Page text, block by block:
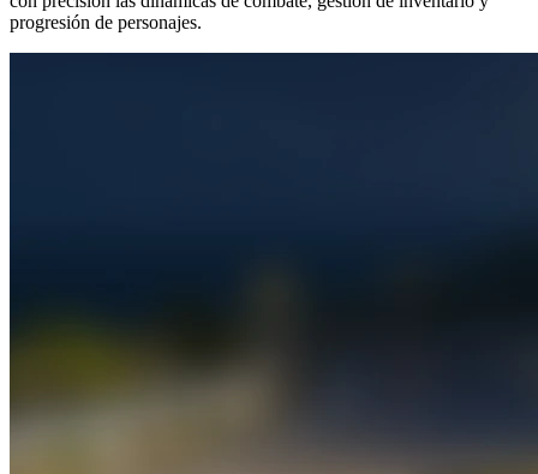
progresión de personajes.